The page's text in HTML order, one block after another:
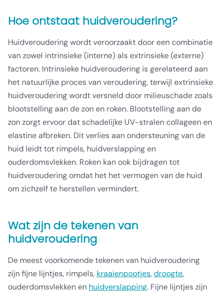
Hoe ontstaat huidveroudering?
Huidveroudering wordt veroorzaakt door een combinatie
van zowel intrinsieke (interne) als extrinsieke (externe)
factoren. Intrinsieke huidveroudering is gerelateerd aan
het natuurlijke proces van veroudering, terwijl extrinsieke
huidveroudering wordt versneld door milieuschade zoals
blootstelling aan de zon en roken. Blootstelling aan de
zon zorgt ervoor dat schadelijke UV-stralen collageen en
elastine afbreken. Dit verlies aan ondersteuning van de
huid leidt tot rimpels, huidverslapping en
ouderdomsvlekken. Roken kan ook bijdragen tot
huidveroudering omdat het het vermogen van de huid
om zichzelf te herstellen vermindert.
Wat zijn de tekenen van
huidveroudering
De meest voorkomende tekenen van huidveroudering
zijn fijne lijntjes, rimpels, kraaienpootjes,droogte,
ouderdomsvlekken en huidverslapping. Fijne lijntjes zijn